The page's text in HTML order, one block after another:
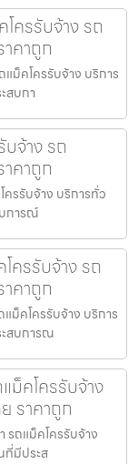
ครรับจ้าง รถ
คาถูก
แม็คโครรับจ้าง บริการ
สบกา
บจ้าง รถ
คาถูก
ครรับจ้าง บริการทั่ว
การณ์
ครรับจ้าง รถ
คาถูก
แม็คโครรับจ้าง บริการ
สบการณ
ม็คโครรับจ้าง
ราคาถูก
รถแม็คโครรับจ้าง
ที่มีประส